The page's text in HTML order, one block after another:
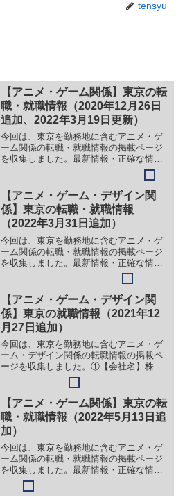
tensyu
【アニメ・ゲーム関係】東京の転
職・就職情報（2020年12月26日
追加、2022年3月19日更新）
今回は、東京を勤務地に含むアニメ・ゲ
ーム関係の転職・就職情報の掲載ページ
を収集しました。最新情報・正確な情報
は企業サイトでご確認ください。①【会
社名】株式会社ガイナ【職務】［新卒］
＞＞（１）アニメーター（動画マン）
（デジタル動画マン）＞＞（...
【アニメ・ゲーム・デザイン関
係】東京の転職・就職情報
（2022年3月31日追加）
今回は、東京を勤務地に含むアニメ・ゲ
ーム関係の転職・就職情報の掲載ページ
を収集しました。最新情報・正確な情報
は企業サイトでご確認ください。①【会
社名】株式会社リンクアップ【職務】＞
＞（１）編集スタッフ＞＞（２）DTP デ
ザインスタッフ【勤務...
【アニメ・ゲーム・デザイン関
係】東京の就職情報（2021年12
月27日追加）
今回は、東京を勤務地に含むアニメ・ゲ
ーム・デザイン関係の転職情報の掲載ペ
ージを収集しました。①【会社名】株式
会社トライエース【職務】（１）R&D
プログラマ（２）3Dアーティスト（３）
モーションデザイナー（４）エフェクト
デザイナー（５）プロ...
【アニメ・ゲーム関係】東京の転
職・就職情報（2022年5月13日追
加）
今回は、東京を勤務地に含むアニメ・ゲ
ーム関係の転職・就職情報の掲載ページ
を収集しました。最新情報・正確な情報
は企業サイトでご確認ください。①【会
社名】株式会社テクロス【職務】［キャ